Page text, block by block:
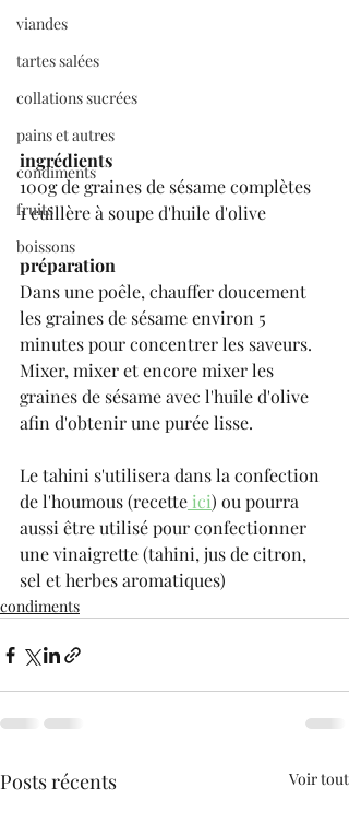
viandes
tartes salées
collations sucrées
pains et autres
condiments
fruits
boissons
ingrédients
100g de graines de sésame complètes
1 cuillère à soupe d'huile d'olive
préparation
Dans une poêle, chauffer doucement
les graines de sésame environ 5
minutes pour concentrer les saveurs.
Mixer, mixer et encore mixer les
graines de sésame avec l'huile d'olive
afin d'obtenir une purée lisse.
Le tahini s'utilisera dans la confection
de l'houmous (recette ici) ou pourra
aussi être utilisé pour confectionner
une vinaigrette (tahini, jus de citron,
sel et herbes aromatiques)
condiments
Posts récents Voir tout